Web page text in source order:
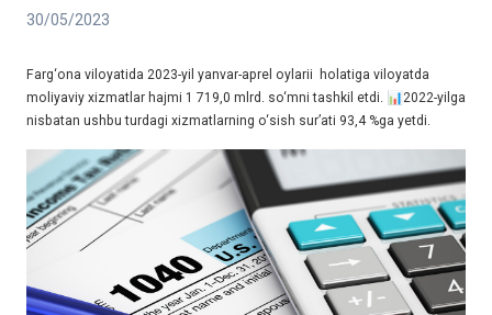
30/05/2023
Farg‘ona viloyatida 2023-yil yanvar-aprel oylarii holatiga viloyatda
moliyaviy xizmatlar hajmi 1 719,0 mlrd. so‘mni tashkil etdi. 📊2022-yilga
nisbatan ushbu turdagi xizmatlarning o‘sish sur’ati 93,4 %ga yetdi.